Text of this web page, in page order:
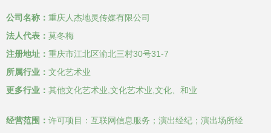
公司名称： 重庆人杰地灵传媒有限公司
法人代表： 莫冬梅
注册地址： 重庆市江北区渝北三村30号31-7
所属行业： 文化艺术业
更多行业： 其他文化艺术业,文化艺术业,文化、和业
经营范围： 许可项目：互联网信息服务；演出经纪；演出场所经